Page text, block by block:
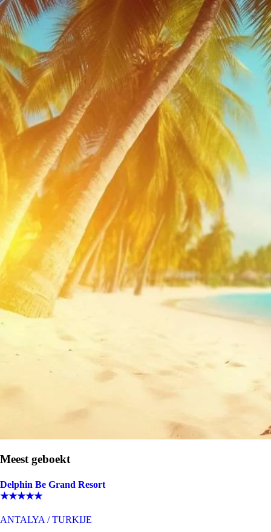
Meest geboekt
Delphin Be Grand Resort
★★★★★
ANTALYA /TURKIJE